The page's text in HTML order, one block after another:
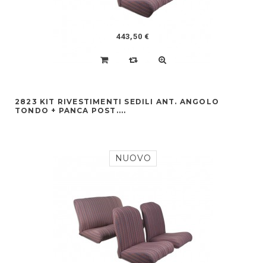
443,50 €
2823 KIT RIVESTIMENTI SEDILI ANT. ANGOLO
TONDO + PANCA POST....
NUOVO